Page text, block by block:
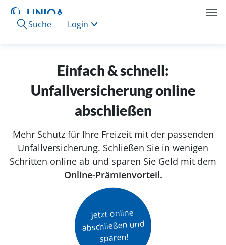
Suche Login
Einfach & schnell:
Unfallversicherung online
abschließen
Mehr Schutz für Ihre Freizeit mit der passenden
Unfallversicherung. Schließen Sie in wenigen
Schritten online ab und sparen Sie Geld mit dem
Online-Prämienvorteil.
Jetzt online
abschließen und
sparen!